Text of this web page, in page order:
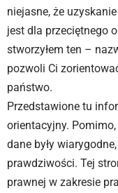
niejasne, że
jest dla przeciętnego
stworzyłem ten –
pozwoli Ci
państwo.
Przedstawione tu
orientacyjny. Pomimo,
dane były
prawdziwości. Tej
prawnej w zakresie